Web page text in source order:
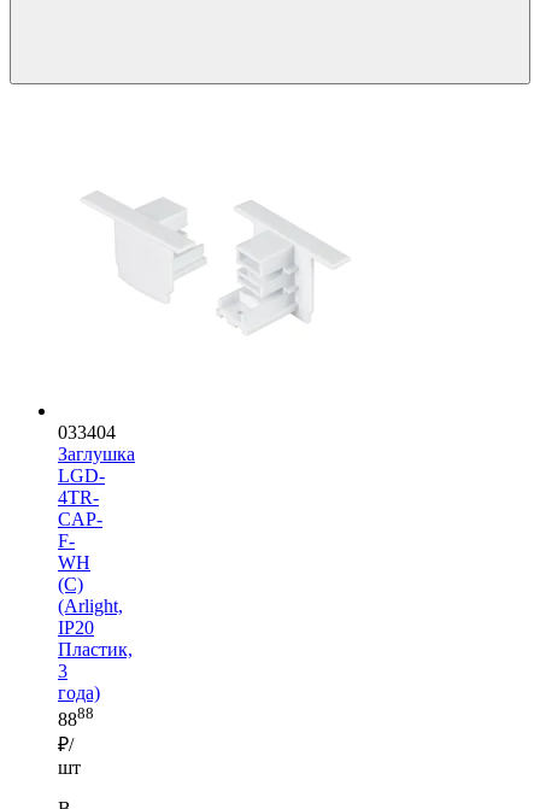
033404
Заглушка
LGD-
4TR-
CAP-
F-
WH
(C)
(Arlight,
IP20
Пластик,
3
года)
8888
₽/
шт